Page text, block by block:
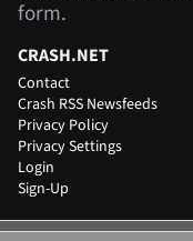
form.
CRASH.NET
Contact
Crash RSS Newsfeeds
Privacy Policy
Privacy Settings
Login
Sign-Up